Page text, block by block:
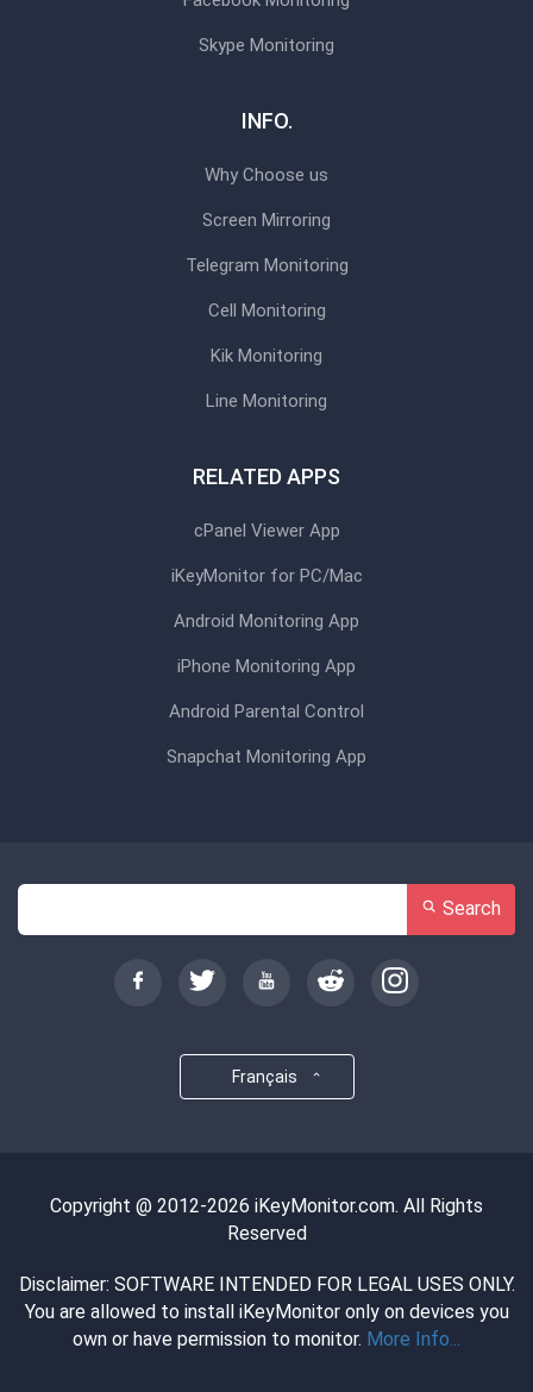
Skype Monitoring
INFO.
Why Choose us
Screen Mirroring
Telegram Monitoring
Cell Monitoring
Kik Monitoring
Line Monitoring
RELATED APPS
cPanel Viewer App
iKeyMonitor for PC/Mac
Android Monitoring App
iPhone Monitoring App
Android Parental Control
Snapchat Monitoring App
Search
Français
Copyright @ 2012-2026 iKeyMonitor.com. All Rights
Reserved
Disclaimer: SOFTWARE INTENDED FOR LEGAL USES ONLY.
You are allowed to install iKeyMonitor only on devices you
own or have permission to monitor. More Info...